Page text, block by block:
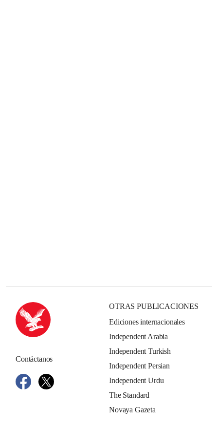
Contáctanos
OTRAS PUBLICACIONES
Ediciones internacionales
Independent Arabia
Independent Turkish
Independent Persian
Independent Urdu
The Standard
Novaya Gazeta